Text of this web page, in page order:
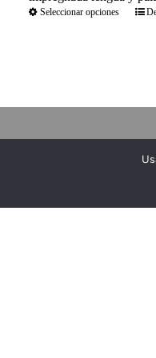
Seleccionar opciones
Bodegas Peñafalcón es